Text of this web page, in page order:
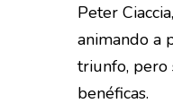
Peter
animando a
triunfo, pero
benéficas.